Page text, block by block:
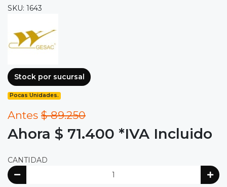
SKU: 1643
Stock por sucursal
Pocas Unidades.
Antes $ 89.250
Ahora $ 71.400 *IVA Incluido
CANTIDAD